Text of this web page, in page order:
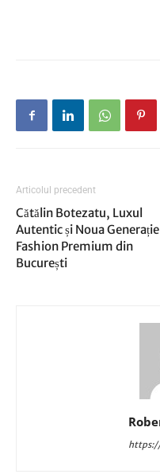
Articolul precedent
Cătălin Botezatu, Luxul
Autentic și Noua
Fashion Premium din
București